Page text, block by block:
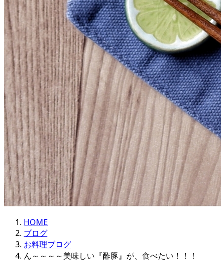
HOME
ブログ
お料理ブログ
ん～～～～美味しい『酢豚』が、食べたい！！！